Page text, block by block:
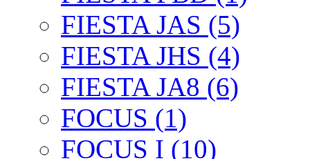
FIESTA JAS (5)
FIESTA JHS (4)
FIESTA JA8 (6)
FOCUS (1)
FOCUS I (10)